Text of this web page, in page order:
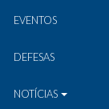
EVENTOS
DEFESAS
NOTÍCIAS